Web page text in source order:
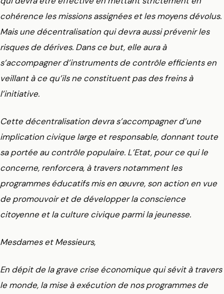
cohérence les missions assignées et les moyens dévolus.
Mais une décentralisation qui devra aussi prévenir les
risques de dérives. Dans ce but, elle aura à
s’accompagner d’instruments de contrôle efficients en
veillant à ce qu’ils ne constituent pas des freins à
l’initiative.
Cette décentralisation devra s’accompagner d’une
implication civique large et responsable, donnant toute
sa portée au contrôle populaire. L’Etat, pour ce qui le
concerne, renforcera, à travers notamment les
programmes éducatifs mis en œuvre, son action en vue
de promouvoir et de développer la conscience
citoyenne et la culture civique parmi la jeunesse.
Mesdames et Messieurs,
En dépit de la grave crise économique qui sévit à travers
le monde, la mise à exécution de nos programmes de